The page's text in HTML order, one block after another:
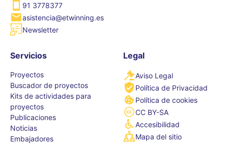
91 3778377
asistencia@etwinning.es
Newsletter
Servicios
Proyectos
Buscador de proyectos
Kits de actividades para
proyectos
Publicaciones
Noticias
Embajadores
Legal
Aviso Legal
Política de Privacidad
Política de cookies
CC BY-SA
Accesibilidad
Mapa del sitio